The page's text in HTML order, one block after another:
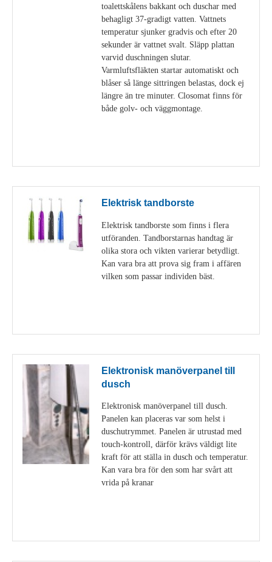
toalettskålens bakkant och duschar med
behagligt 37-gradigt vatten. Vattnets
temperatur sjunker gradvis och efter 20
sekunder är vattnet svalt. Släpp plattan
varvid duschningen slutar.
Varmluftsfläkten startar automatiskt och
blåser så länge sittringen belastas, dock ej
längre än tre minuter. Closomat finns för
både golv- och väggmontage.
Elektrisk tandborste
Elektrisk tandborste som finns i flera
utföranden. Tandborstarnas handtag är
olika stora och vikten varierar betydligt.
Kan vara bra att prova sig fram i affären
vilken som passar individen bäst.
Elektronisk manöverpanel till
dusch
Elektronisk manöverpanel till dusch.
Panelen kan placeras var som helst i
duschutrymmet. Panelen är utrustad med
touch-kontroll, därför krävs väldigt lite
kraft för att ställa in dusch och temperatur.
Kan vara bra för den som har svårt att
vrida på kranar